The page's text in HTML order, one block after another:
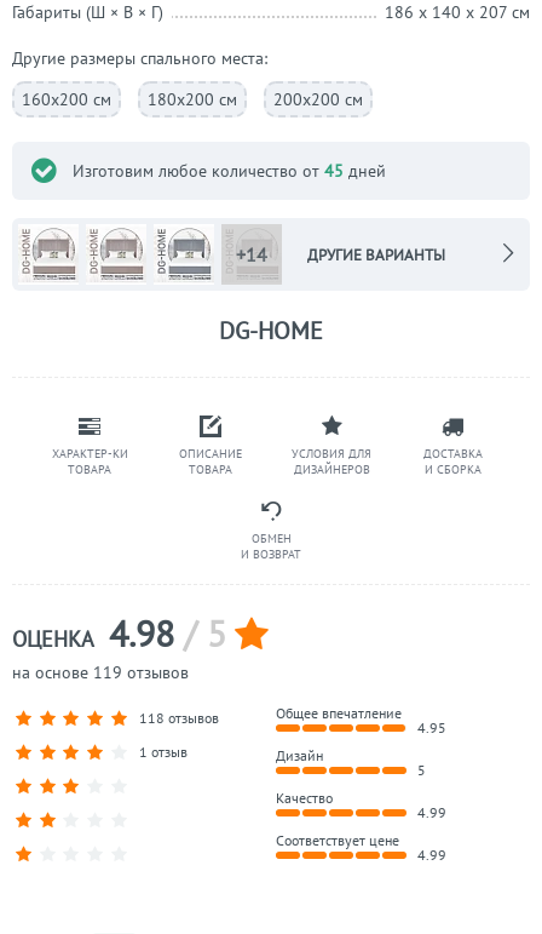
ХАРАКТЕР-КИ
ТОВАРА
ОПИСАНИЕ
ТОВАРА
УСЛОВИЯ ДЛЯ
ДИЗАЙНЕРОВ
ДОСТАВКА
И СБОРКА
ОБМЕН
И ВОЗВРАТ
Габариты (Ш × В × Г) 186 x 140 x 207 см
Другие размеры спального места:
160х200 см
180х200 см 200х200 см
Изготовим любое количество от 45 дней
+14 ДРУГИЕ ВАРИАНТЫ
DG-HOME
ОЦЕНКА 4.98 / 5
на основе 119 отзывов
118 отзывов
1 отзыв
Общее впечатление
4.95
Дизайн
5
Качество
4.99
Соответствует цене
4.99